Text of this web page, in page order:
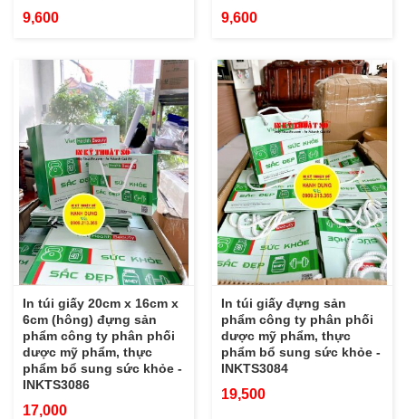
9,600 9,600
In túi giấy 20cm x 16cm x
6cm (hông) đựng sản
phẩm công ty phân phối
dược mỹ phẩm, thực
phẩm bổ sung sức khỏe -
INKTS3086
17,000
In túi giấy đựng sản
phẩm công ty phân phối
dược mỹ phẩm, thực
phẩm bổ sung sức khỏe -
INKTS3084
19,500